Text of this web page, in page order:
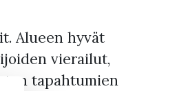
Alueen hyvät
vierailut,
tapahtumien